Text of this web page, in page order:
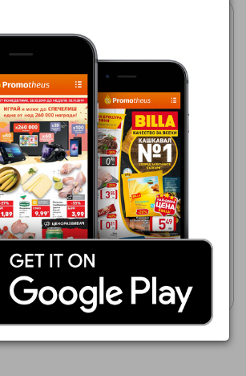
Фантастико
06.08.2026 - 12.08.2026
1,89 €
Какаов крем NUCREMA
Покажи брошурата